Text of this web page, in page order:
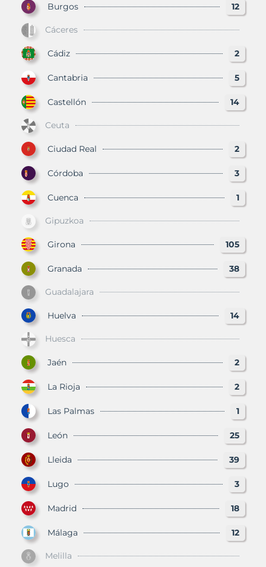
Burgos 12
Cáceres
Cádiz 2
Cantabria 5
Castellón 14
Ceuta
Ciudad Real 2
Córdoba 3
Cuenca 1
Gipuzkoa
Girona 105
Granada 38
Guadalajara
Huelva 14
Huesca
Jaén 2
La Rioja 2
Las Palmas 1
León 25
Lleida 39
Lugo 3
Madrid 18
Málaga 12
Melilla